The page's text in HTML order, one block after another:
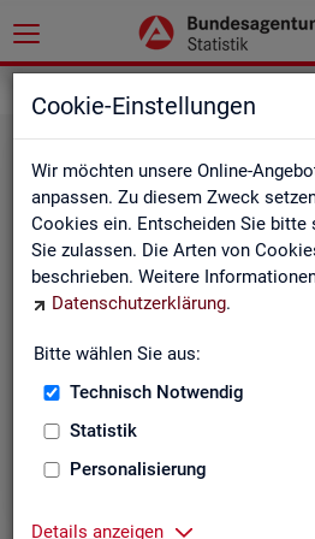
Cookie-Einstellungen
Wir möchten unsere Online-
anpassen. Zu diesem Zweck
Cookies ein. Entscheiden Sie bitte
Sie zulassen. Die Arten von
beschrieben. Weitere
Datenschutzerklärung.
Bitte wählen Sie aus:
Technisch Notwendig
Statistik
Personalisierung
Details anzeigen
Hier stehen unsere
Kurzinformationen, Glossar,